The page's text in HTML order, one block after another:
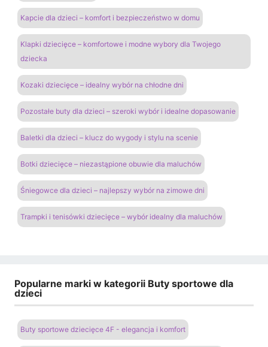
Kapcie dla dzieci – komfort i bezpieczeństwo w domu
Klapki dziecięce – komfortowe i modne wybory dla Twojego
dziecka
Kozaki dziecięce – idealny wybór na chłodne dni
Pozostałe buty dla dzieci – szeroki wybór i idealne dopasowanie
Baletki dla dzieci – klucz do wygody i stylu na scenie
Botki dziecięce – niezastąpione obuwie dla maluchów
Śniegowce dla dzieci – najlepszy wybór na zimowe dni
Trampki i tenisówki dziecięce – wybór idealny dla maluchów
Popularne marki w kategorii Buty sportowe dla
dzieci
Buty sportowe dziecięce 4F - elegancja i komfort